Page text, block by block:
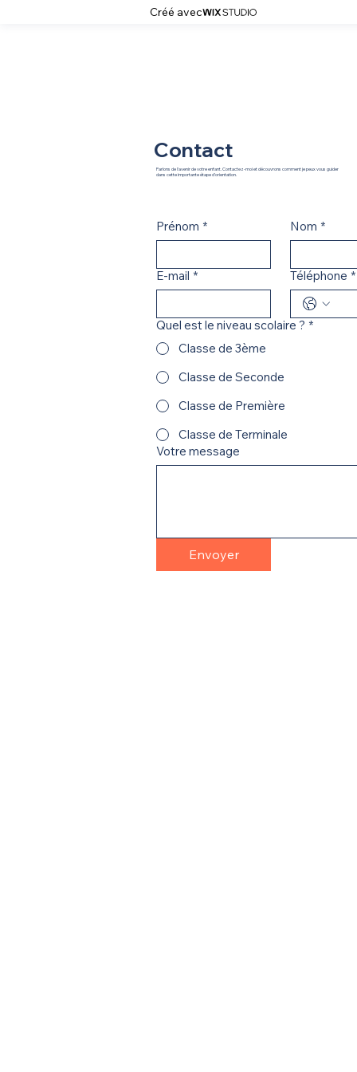
Créé avec
Contact
Parlons de l'avenir de votre enfant. Contactez-moi et découvrons comment je peux vous guider
dans cette importante étape d'orientation.
Prénom * Nom *
E‑mail * Téléphone *
Quel est le niveau scolaire ? *
Classe de 3ème
Classe de Seconde
Classe de Première
Classe de Terminale
Votre message
Envoyer